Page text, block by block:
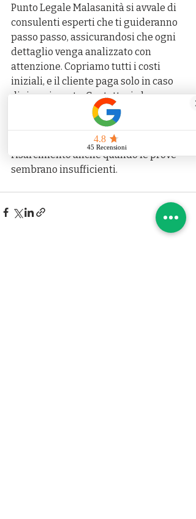
Punto Legale Malasanità si avvale di
consulenti esperti che ti guideranno
passo passo, assicurandosi che ogni
dettaglio venga analizzato con
attenzione. Copriamo tutti i costi
iniziali, e il cliente paga solo in caso
di risarcimento. Contattaci al numero
verde 800 60 10 20 per una
consulenza gratuita e scopri come
possiamo aiutarti a ottenere il giusto
risarcimento anche quando le prove
sembrano insufficienti.